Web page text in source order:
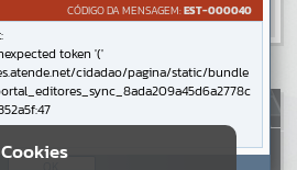
CÓDIGO DA MENSAGEM:EST-000040
token '('
cidadao/pagina/static/bundle